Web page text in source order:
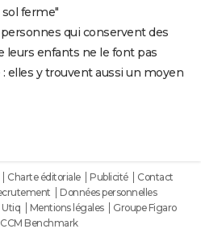
ferme"
qui conservent des
leurs enfants ne le font pas
elles y trouvent aussi un moyen
Charte éditoriale Publicité
Contact
Données personnelles
Utiq Mentions légales
Groupe Figaro
Benchmark